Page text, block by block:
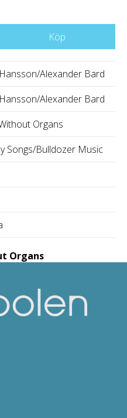
Köp
Alexander Bard
Alexander Bard
Organs
Songs/Bulldozer Music
Organs